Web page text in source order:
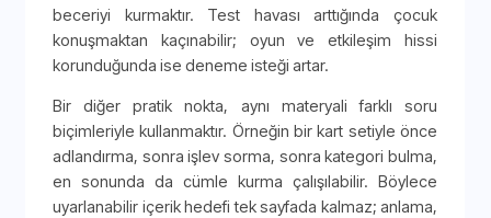
beceriyi kurmaktır. Test havası arttığında çocuk
konuşmaktan kaçınabilir; oyun ve etkileşim hissi
korunduğunda ise deneme isteği artar.
Bir diğer pratik nokta, aynı materyali farklı soru
biçimleriyle kullanmaktır. Örneğin bir kart setiyle önce
adlandırma, sonra işlev sorma, sonra kategori bulma,
en sonunda da cümle kurma çalışılabilir. Böylece
uyarlanabilir içerik hedefi tek sayfada kalmaz; anlama,